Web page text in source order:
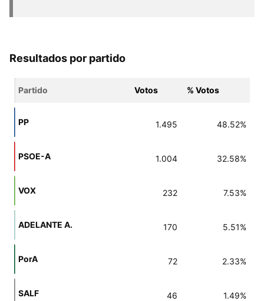
Resultados por partido
Partido Votos % Votos
PP 1.495 48.52%
PSOE-A 1.004 32.58%
VOX 232 7.53%
ADELANTE A. 170 5.51%
PorA 72 2.33%
SALF 46 1.49%